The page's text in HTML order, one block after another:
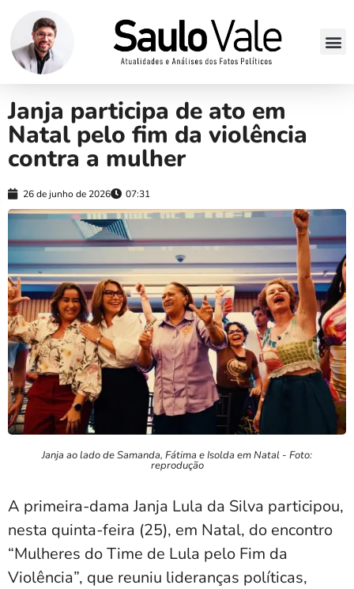
Janja participa de ato em
Natal pelo fim da violência
contra a mulher
26 de junho de 2026 07:31
Janja ao lado de Samanda, Fátima e Isolda em Natal - Foto:
reprodução
A primeira-dama Janja Lula da Silva participou,
nesta quinta-feira (25), em Natal, do encontro
“Mulheres do Time de Lula pelo Fim da
Violência”, que reuniu lideranças políticas,